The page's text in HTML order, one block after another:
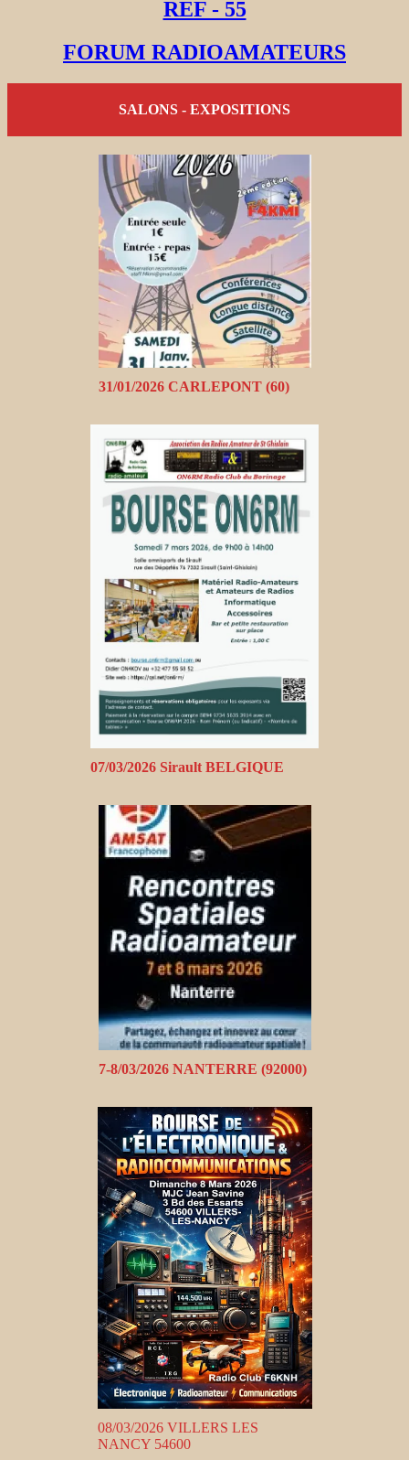
REF - 55
FORUM RADIOAMATEURS
SALONS - EXPOSITIONS
31/01/2026 CARLEPONT (60)
07/03/2026 Sirault BELGIQUE
7-8/03/2026 NANTERRE (92000)
08/03/2026 VILLERS LES
NANCY 54600